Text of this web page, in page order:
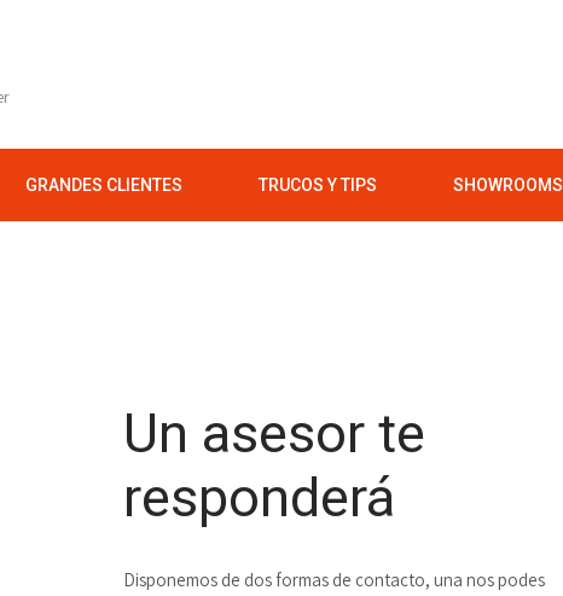
GRANDES CLIENTES TRUCOS Y TIPS SHOWROOMS
Un asesor te
responderá
Disponemos de dos formas de contacto, una nos podes